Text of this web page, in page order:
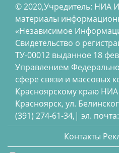
© 2020,Учредитель: НИА
материалы
«Независимое
Свидетельство о
ТУ-00012 выданное 18
Управлением
сфере связи и массовых
Красноярскому краю НИА
Красноярск, ул.
(391) 274-61-34,| эл.
Контакты